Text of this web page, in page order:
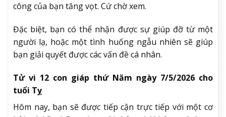
công của bạn tăng vọt. Cứ chờ xem.
Đặc biệt, bạn có thể nhận được sự giúp đỡ từ một
người lạ, hoặc một tình huống ngẫu nhiên sẽ giúp
bạn giải quyết được các vấn đề cá nhân.
Tử vi 12 con giáp thứ Năm ngày 7/5/2026 cho
tuổi Tỵ
Hôm nay, bạn sẽ được tiếp cận trực tiếp với một cơ